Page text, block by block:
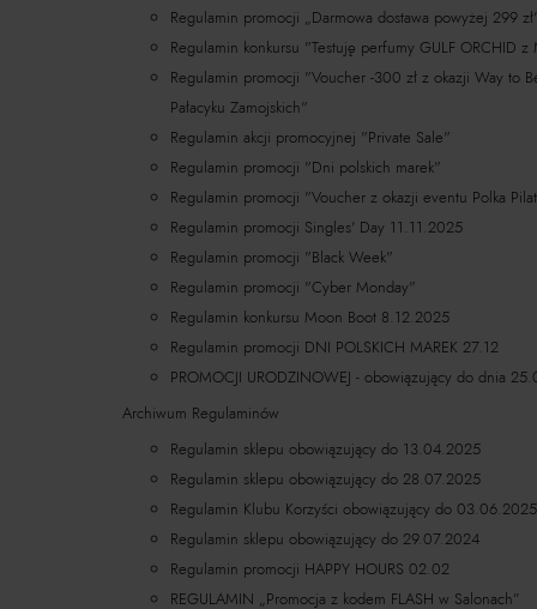
Regulamin promocji „Darmowa dostawa powyżej 299
Regulamin konkursu "Testuję perfumy ​GULF ORCHID
Regulamin promocji "Voucher -300 zł z okazji Way to
Pałacyku Zamojskich"
Regulamin akcji promocyjnej "Private Sale"
Regulamin promocji "Dni polskich marek"
Regulamin promocji "Voucher z okazji eventu Polka
Regulamin promocji Singles' Day 11.11.2025
Regulamin promocji "Black Week"
Regulamin promocji "Cyber Monday"
Regulamin konkursu Moon Boot 8.12.2025
Regulamin promocji DNI POLSKICH MAREK 27.12
PROMOCJI URODZINOWEJ - obowiązujący do dnia
Archiwum Regulaminów
Regulamin sklepu obowiązujący do 13.04.2025
Regulamin sklepu obowiązujący do 28.07.2025
Regulamin Klubu Korzyści obowiązujący do 03.06.2025
Regulamin sklepu obowiązujący do 29.07.2024
Regulamin promocji HAPPY HOURS 02.02
REGULAMIN „Promocja z kodem FLASH w Salonach”